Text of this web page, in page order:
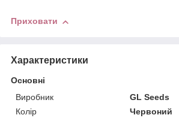
Приховати
Характеристики
Основні
Виробник
GL Seeds
Колір
Червоний